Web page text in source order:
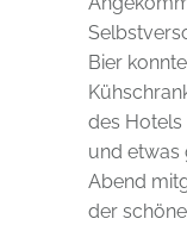
Bier
des Hotels
und etwas
Abend
der